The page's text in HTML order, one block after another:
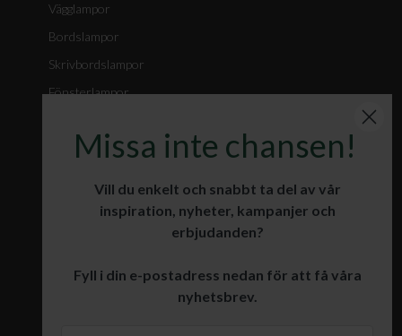
Vägglampor
Bordslampor
Skrivbordslampor
Fönsterlampor
Badrumslampor
Öppet köp och retur
Missa inte chansen!
Vill du enkelt och snabbt ta del av vår
inspiration, nyheter, kampanjer och
erbjudanden?
Fyll i din e-postadress nedan för att få våra
nyhetsbrev.